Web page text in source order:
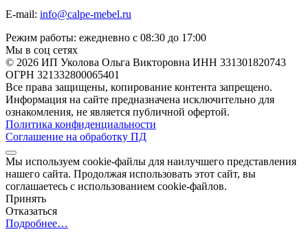
E-mail: info@calpe-mebel.ru
Режим работы: ежедневно с 08:30 до 17:00
Мы в соц сетях
© 2026 ИП Уколова Ольга Викторовна ИНН 331301820743
ОГРН 321332800065401
Все права защищены, копирование контента запрещено.
Информация на сайте предназначена исключительно для
ознакомления, не является публичной офертой.
Политика конфиденциальности
Соглашение на обработку ПД
Мы используем cookie-файлы для наилучшего представления
нашего сайта. Продолжая использовать этот сайт, вы
соглашаетесь с использованием cookie-файлов.
Принять
Отказаться
Подробнее…